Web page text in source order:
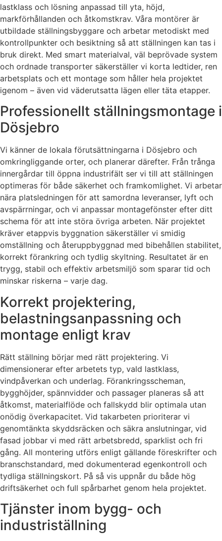
lastklass och lösning anpassad till yta, höjd,
markförhållanden och åtkomstkrav. Våra montörer är
utbildade ställningsbyggare och arbetar metodiskt med
kontrollpunkter och besiktning så att ställningen kan tas i
bruk direkt. Med smart materialval, väl beprövade system
och ordnade transporter säkerställer vi korta ledtider, ren
arbetsplats och ett montage som håller hela projektet
igenom – även vid väderutsatta lägen eller täta etapper.
Professionellt ställningsmontage i
Dösjebro
Vi känner de lokala förutsättningarna i Dösjebro och
omkringliggande orter, och planerar därefter. Från trånga
innergårdar till öppna industrifält ser vi till att ställningen
optimeras för både säkerhet och framkomlighet. Vi arbetar
nära platsledningen för att samordna leveranser, lyft och
avspärrningar, och vi anpassar montagefönster efter ditt
schema för att inte störa övriga arbeten. När projektet
kräver etappvis byggnation säkerställer vi smidig
omställning och återuppbyggnad med bibehållen stabilitet,
korrekt förankring och tydlig skyltning. Resultatet är en
trygg, stabil och effektiv arbetsmiljö som sparar tid och
minskar riskerna – varje dag.
Korrekt projektering,
belastningsanpassning och
montage enligt krav
Rätt ställning börjar med rätt projektering. Vi
dimensionerar efter arbetets typ, vald lastklass,
vindpåverkan och underlag. Förankringsscheman,
bygghöjder, spännvidder och passager planeras så att
åtkomst, materialflöde och fallskydd blir optimala utan
onödig överkapacitet. Vid takarbeten prioriterar vi
genomtänkta skyddsräcken och säkra anslutningar, vid
fasad jobbar vi med rätt arbetsbredd, sparklist och fri
gång. All montering utförs enligt gällande föreskrifter och
branschstandard, med dokumenterad egenkontroll och
tydliga ställningskort. På så vis uppnår du både hög
driftsäkerhet och full spårbarhet genom hela projektet.
Tjänster inom bygg- och
industriställning